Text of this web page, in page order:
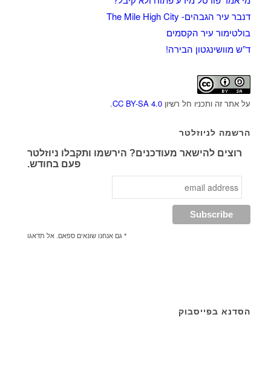
דנבר עיר הגבהים- The Mile High City
בולטימור עיר הקסמים
ד”ש מוושינגטון הבירה!
על אתר זה ותכניו חל רשיון CC BY-SA 4.0
.
הרשמה לניוזלטר
רוצים להישאר מעודכנים? הירשמו ותקבלו ניוזלטר
פעם בחודש.
* גם אנחנו שונאים ספאם. אל תדאגו
הסדנא בפייסבוק